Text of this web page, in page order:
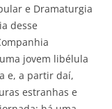
e Dramaturgia
desse
jovem libélula
e, a partir daí,
estranhas e